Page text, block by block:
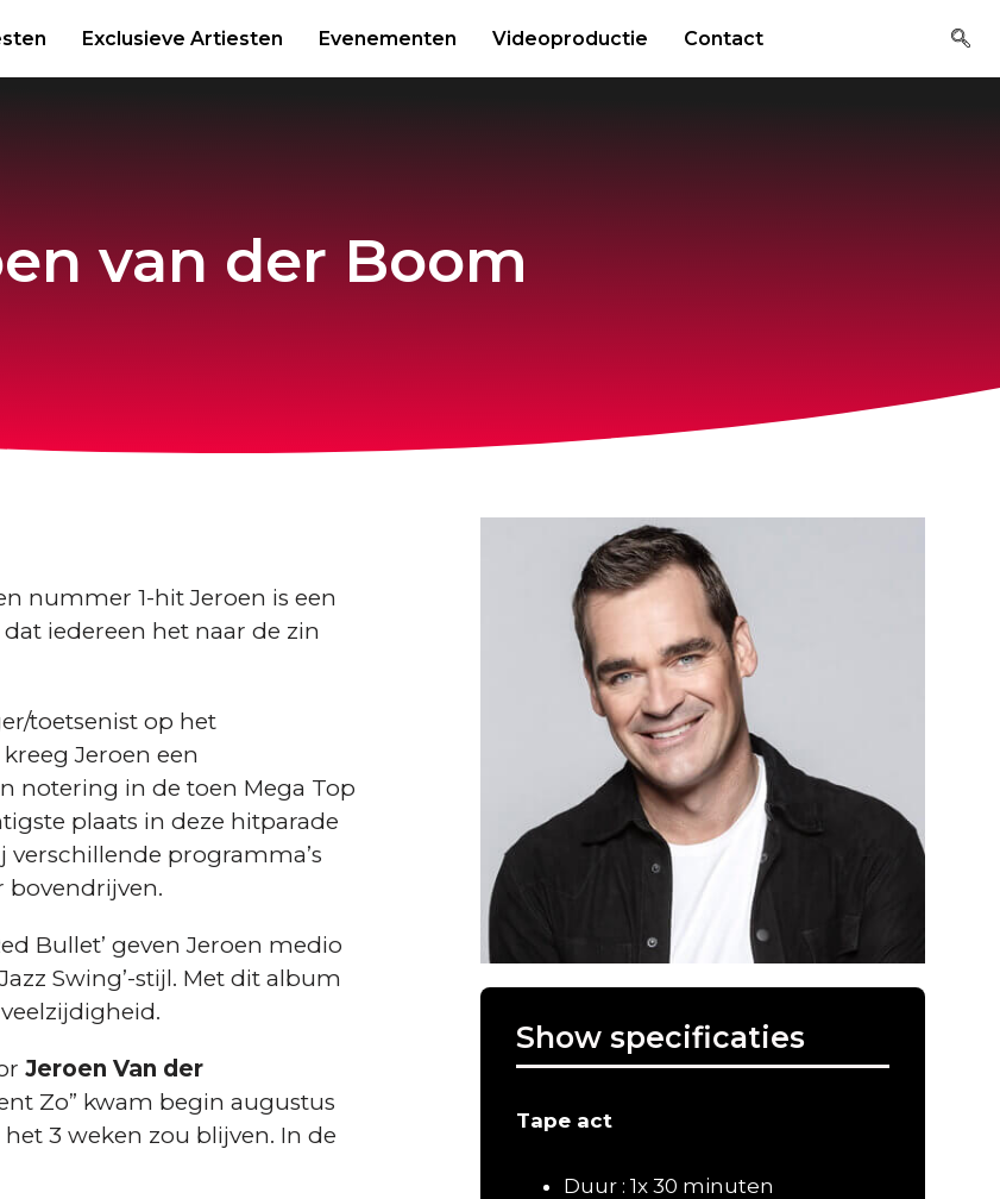
Exclusieve Artiesten Evenementen Videoproductie Contact
van der Boom
nummer 1-hit Jeroen is een
iedereen het naar de zin
toetsenist op het
Jeroen een
notering in de toen Mega Top
plaats in deze hitparade
verschillende programma’s
bovendrijven.
Bullet’ geven Jeroen medio
Swing’-stijl. Met dit album
Jeroen Van der
Zo” kwam begin augustus
3 weken zou blijven. In de
Show specificaties
Tape act
Duur : 1x 30 minuten